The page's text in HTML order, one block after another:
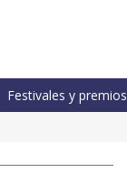
Festivales y premios